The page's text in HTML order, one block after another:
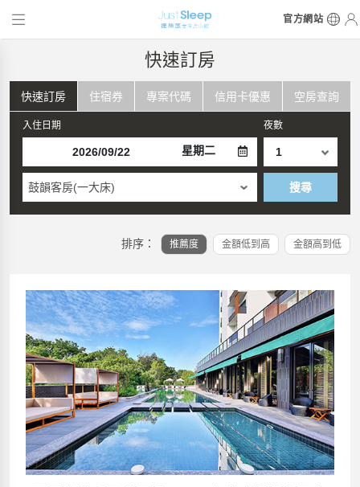
官方網站
快速訂房
快速訂房 住宿券 專案代碼 信用卡優惠 空房查詢
入住日期
星期二
夜數
鼓韻客房(一大床) 搜尋
排序： 推薦度 金額低到高 金額高到低